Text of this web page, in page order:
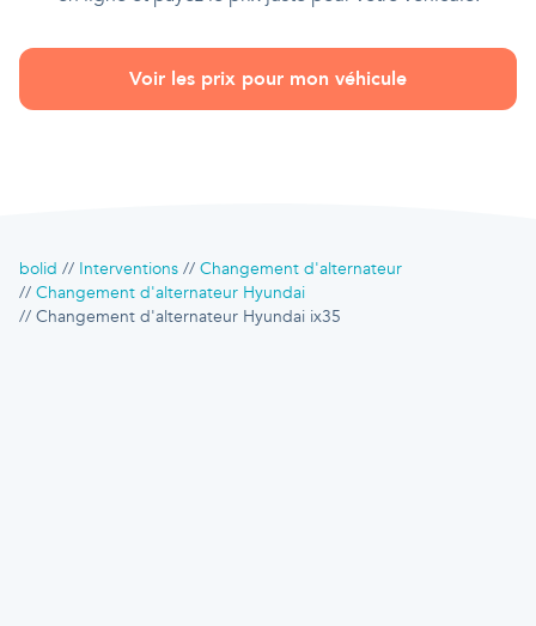
Voir les prix pour mon véhicule
bolid Interventions
Changement d'alternateur
Changement d'alternateur Hyundai
Changement d'alternateur Hyundai ix35